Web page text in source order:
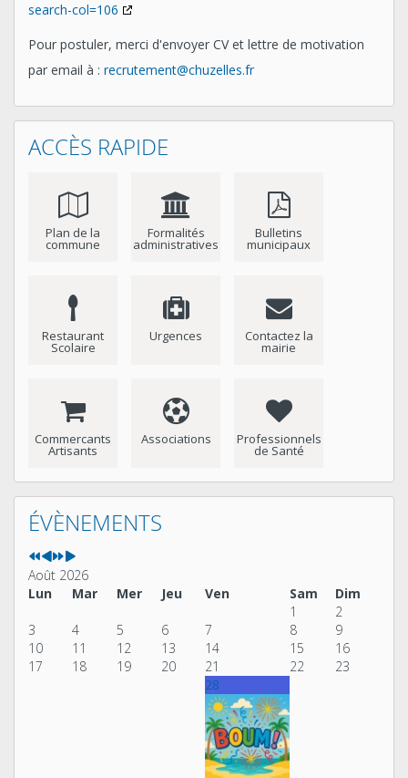
search-col=106
Pour postuler, merci d'envoyer CV et lettre de motivation
par email à : recrutement@chuzelles.fr
ACCÈS RAPIDE
Plan de la
commune
Formalités
administratives
Bulletins
municipaux
Restaurant
Scolaire
Urgences Contactez la
mairie
Commercants
Artisants
Associations Professionnels
de Santé
ÉVÈNEMENTS
Année
précédente
Mois
précédent
Année
suivante
Mois
suivant
Août 2026
Lun
Mar Mer Jeu Ven Sam
Dim
1
2
3
4 5 6 7 8
9
10
11 12 13 14 15
16
17
18 19 20 21 22 23
28